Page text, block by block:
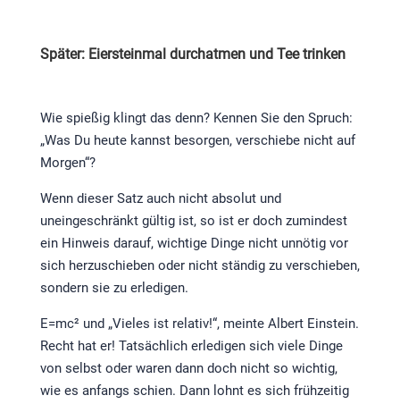
Später: Eiersteinmal durchatmen und Tee trinken
Wie spießig klingt das denn? Kennen Sie den Spruch:
„Was Du heute kannst besorgen, verschiebe nicht auf
Morgen“?
Wenn dieser Satz auch nicht absolut und
uneingeschränkt gültig ist, so ist er doch zumindest
ein Hinweis darauf, wichtige Dinge nicht unnötig vor
sich herzuschieben oder nicht ständig zu verschieben,
sondern sie zu erledigen.
E=mc² und „Vieles ist relativ!“, meinte Albert Einstein.
Recht hat er! Tatsächlich erledigen sich viele Dinge
von selbst oder waren dann doch nicht so wichtig,
wie es anfangs schien. Dann lohnt es sich frühzeitig